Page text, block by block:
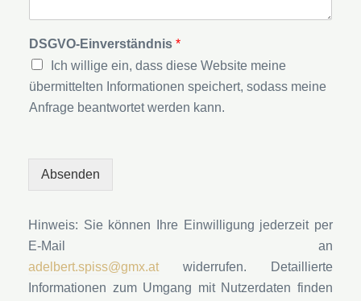
DSGVO-Einverständnis *
Ich willige ein, dass diese Website meine
übermittelten Informationen speichert, sodass meine
Anfrage beantwortet werden kann.
Absenden
Hinweis: Sie können Ihre Einwilligung jederzeit per
E-Mail an
adelbert.spiss@gmx.at widerrufen.
Detaillierte
Informationen zum Umgang mit Nutzerdaten finden